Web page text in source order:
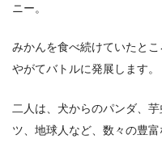
ニー。
みかんを食べ続けていたと
やがてバトルに発展します。
二人は、犬からのパンダ、
ツ、地球人など、数々の豊